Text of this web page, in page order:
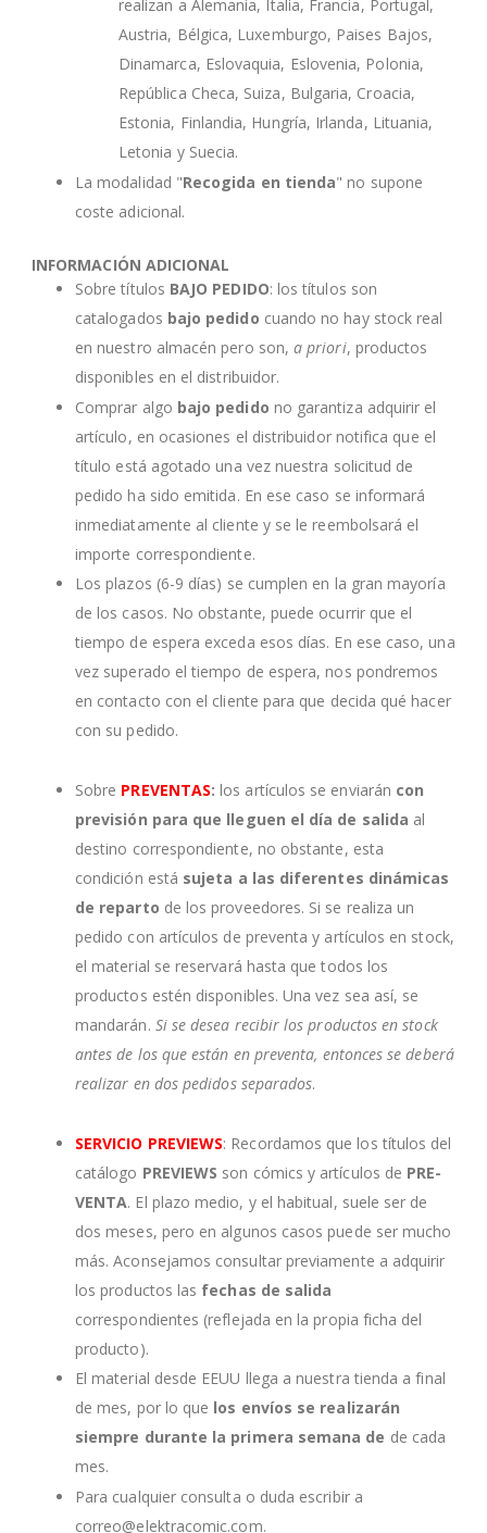
realizan a Alemania, Italia, Francia, Portugal,
Austria, Bélgica, Luxemburgo, Paises Bajos,
Dinamarca, Eslovaquia, Eslovenia, Polonia,
República Checa, Suiza, Bulgaria, Croacia,
Estonia, Finlandia, Hungría, Irlanda, Lituania,
Letonia y Suecia.
La modalidad "Recogida en tienda" no supone
coste adicional.
INFORMACIÓN ADICIONAL
Sobre títulos BAJO PEDIDO: los títulos son
catalogados bajo pedido cuando no hay stock real
en nuestro almacén pero son,a priori, productos
disponibles en el distribuidor.
Comprar algo bajo pedido no garantiza adquirir el
artículo, en ocasiones el distribuidor notifica que el
título está agotado una vez nuestra solicitud de
pedido ha sido emitida. En ese caso se informará
inmediatamente al cliente y se le reembolsará el
importe correspondiente.
Los plazos (6-9 días) se cumplen en la gran mayoría
de los casos. No obstante, puede ocurrir que el
tiempo de espera exceda esos días. En ese caso, una
vez superado el tiempo de espera, nos pondremos
en contacto con el cliente para que decida qué hacer
con su pedido.
Sobre PREVENTAS:los artículos se enviarán con
previsión para que lleguen el día de salida al
destino correspondiente, no obstante, esta
condición está sujeta a las diferentes dinámicas
de reparto de los proveedores. Si se realiza un
pedido con artículos de preventa y artículos en stock,
el material se reservará hasta que todos los
productos estén disponibles. Una vez sea así, se
mandarán. Si se desea recibir los productos en stock
antes de los que están en preventa, entonces se deberá
realizar en dos pedidos separados.
SERVICIO PREVIEWS: Recordamos que los títulos del
catálogo PREVIEWS son cómics y artículos de PRE-
VENTA. El plazo medio, y el habitual, suele ser de
dos meses, pero en algunos casos puede ser mucho
más. Aconsejamos consultar previamente a adquirir
los productos las fechas de salida
correspondientes (reflejada en la propia ficha del
producto).
El material desde EEUU llega a nuestra tienda a final
de mes, por lo que los envíos se realizarán
siempre durante la primera semana de de cada
mes.
Para cualquier consulta o duda escribir a
correo@elektracomic.com.